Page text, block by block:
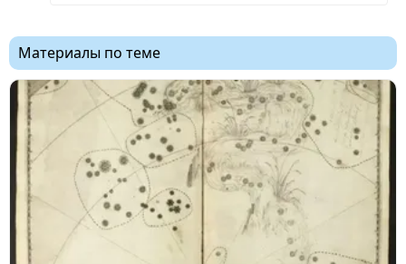
Материалы по теме